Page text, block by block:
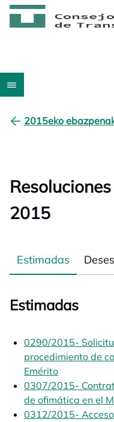
2015eko
2015
Estimadas
Estimadas
0290/2015-
procedimiento de
Emérito
0307/2015-
de ofimática en el
0312/2015-